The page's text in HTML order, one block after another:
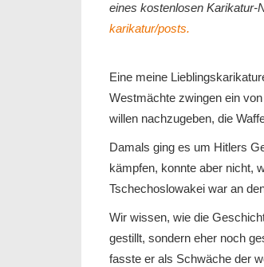
eines kostenlosen Karikatur-
karikatur/posts.
Eine meine
Westmächte zwingen ein
willen nachzugeben, die
Damals ging es um Hitlers
kämpfen, konnte aber nicht,
Tschechoslowakei war an
Wir wissen, wie die
gestillt, sondern eher noch
fasste er als Schwäche der